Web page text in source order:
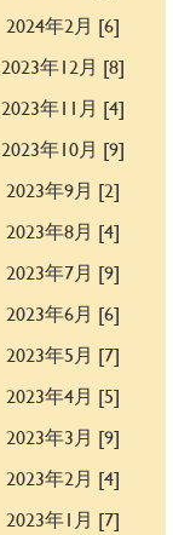
2024年2月 [6]
2023年12月 [8]
2023年11月 [4]
2023年10月 [9]
2023年9月 [2]
2023年8月 [4]
2023年7月 [9]
2023年6月 [6]
2023年5月 [7]
2023年4月 [5]
2023年3月 [9]
2023年2月 [4]
2023年1月 [7]